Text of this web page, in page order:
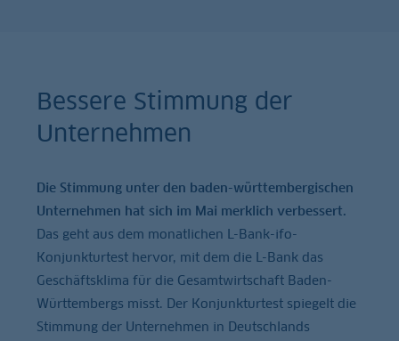
Bessere Stimmung der
Unternehmen
Die Stimmung unter den baden-württembergischen
Unternehmen hat sich im Mai merklich verbessert.
Das geht aus dem monatlichen L-Bank-ifo-
Konjunkturtest hervor, mit dem die L-Bank das
Geschäftsklima für die Gesamtwirtschaft Baden-
Württembergs misst. Der Konjunkturtest spiegelt die
Stimmung der Unternehmen in Deutschlands